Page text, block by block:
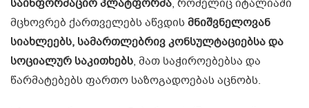
საინფორმაციო პლატფორმა, რომელიც იტალიაში
მცხოვრებ ქართველებს აწვდისმნიშვნელოვან
სიახლეებს, სამართლებრივ კონსულტაციებსა და
სოციალურ საკითხებს, მათ საჭიროებებსა და
წარმატებებს ფართო საზოგადოებას აცნობს.